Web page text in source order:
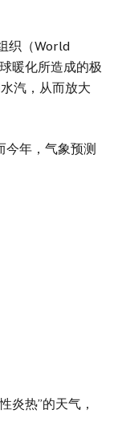
织（World
暖化所造成的极
汽，从而放大
年，气象预测
炎热”的天气，